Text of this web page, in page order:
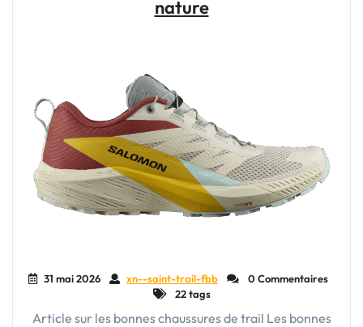
nature
31 mai 2026 xn--saint-trail-fbb
0 Commentaires
22 tags
Article sur les bonnes chaussures de trail Les bonnes